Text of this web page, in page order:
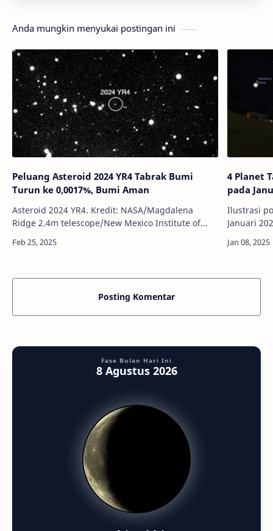
Anda mungkin menyukai postingan ini
Peluang Asteroid 2024 YR4 Tabrak Bumi
Turun ke 0,0017%, Bumi Aman
Asteroid 2024 YR4. Kredit: NASA/Magdalena
Ridge 2.4m telescope/New Mexico Institute of
terbaru dari Badan Antariksa AS (…
4 Planet
pada
Ilustrasi
Januari
Premium
Posting Komentar
Fase Bulan Hari Ini
8 Agustus 2026